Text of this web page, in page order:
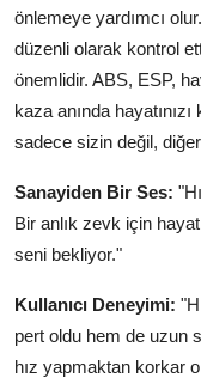
önlemeye yardımcı
düzenli olarak kontrol
önemlidir. ABS, ESP,
kaza anında
sadece sizin değil, diğer
Sanayiden Bir Ses:
Bir anlık zevk için
seni bekliyor."
Kullanıcı Deneyimi:
pert oldu hem de uzun
hız yapmaktan korkar